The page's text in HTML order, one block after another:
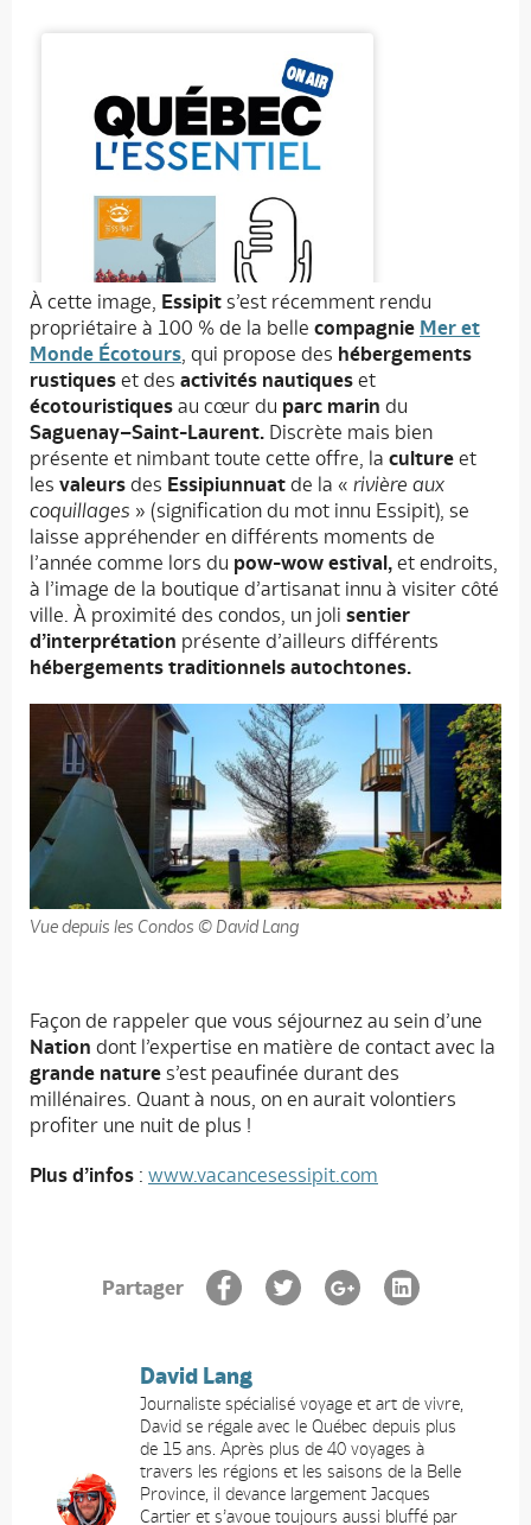
À cette image, Essipit s’est récemment rendu
propriétaire à 100 % de la belle compagnie Mer et
Monde Écotours, qui propose des hébergements
rustiques et des activités nautiques et
écotouristiques au cœur du parc marin du
Saguenay–Saint-Laurent. Discrète mais bien
présente et nimbant toute cette offre, la culture et
les valeurs des Essipiunnuat de la « rivière aux
coquillages » (signification du mot innu Essipit), se
laisse appréhender en différents moments de
l’année comme lors du pow-wow estival, et endroits,
à l’image de la boutique d’artisanat innu à visiter côté
ville. À proximité des condos, un joli sentier
d’interprétation présente d’ailleurs différents
hébergements traditionnels autochtones.
Vue depuis les Condos © David Lang
Façon de rappeler que vous séjournez au sein d’une
Nation dont l’expertise en matière de contact avec la
grande nature s’est peaufinée durant des
millénaires. Quant à nous, on en aurait volontiers
profiter une nuit de plus !
Plus d’infos : www.vacancesessipit.com
Partager
David Lang
Journaliste spécialisé voyage et art de vivre,
David se régale avec le Québec depuis plus
de 15 ans. Après plus de 40 voyages à
travers les régions et les saisons de la Belle
Province, il devance largement Jacques
Cartier et s’avoue toujours aussi bluffé par